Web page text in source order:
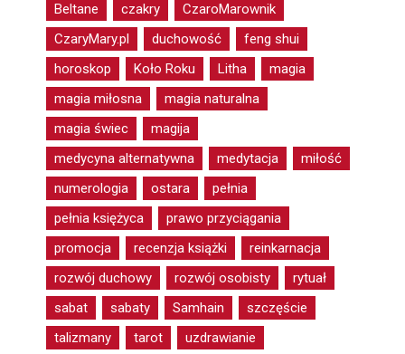
Beltane
czakry
CzaroMarownik
CzaryMary.pl
duchowość
feng shui
horoskop
Koło Roku Litha
magia
magia miłosna
magia naturalna
magia świec
magija
medycyna alternatywna
medytacja
miłość
numerologia
ostara
pełnia
pełnia księżyca
prawo przyciągania
promocja
recenzja książki
reinkarnacja
rozwój duchowy
rozwój osobisty
rytuał
sabat
sabaty Samhain
szczęście
talizmany
tarot uzdrawianie